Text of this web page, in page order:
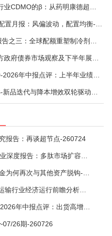
招商证券-消费品/生物医药行业CDMO的β：从药明康德超预期，看好中国CDMO头部公司成长空间-260805
东方证券-202608保险客户配置月报：风偏波动，配置均衡-260807
国海证券-制冷剂行业深度报告之三：全球配额重塑制冷剂价值，AI材料开启氟化工新时代-260806
联合资信-2026年上半年地方政府债券市场观察及下半年展望：积极财政政策提质增效，地方债务迈向长效治理-260806
光大证券-百隆东方-601339-2026年中报点评：上半年业绩表现高增，国内外产能均有亮眼表现-260807
招商证券-宇通客车-600066-新品迭代与降本增效双轮驱动，海外市场放量可期-260805
报告：再谈超节点-260724
国泰海通证券-多肽CDMO行业深度报告：多肽市场扩容带动CDMO产能扩建-260727
财通证券-宏观专题报告：黄金为何再次与其他资产脱钩-260726
中银国际-2026年2季度交通运输行业经济运行前瞻分析：地缘冲突致航运和航空景气度分化，交通基础设施板块总体呈现稳健特征-260724
东吴证券-宁德时代-300750-2026年中报点评：出货高增业绩稳健，回购彰显龙头信心-260726
26期-260726